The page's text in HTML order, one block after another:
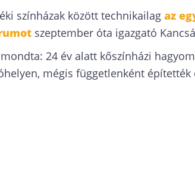
színházak között technikailag az
szeptember óta igazgató
24 év alatt kőszínházi
mégis függetlenként építették